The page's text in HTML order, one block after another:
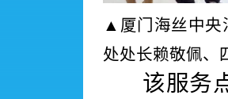
▲厦门海丝中央
处处长赖敬佩、
该服务点